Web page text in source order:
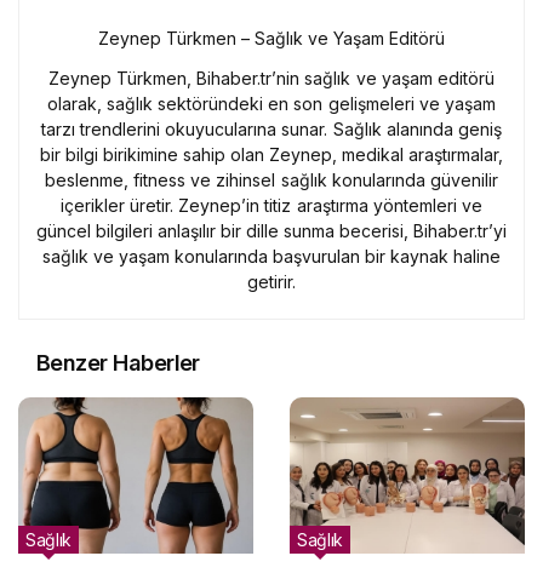
Zeynep Türkmen – Sağlık ve Yaşam Editörü
Zeynep Türkmen, Bihaber.tr’nin sağlık ve yaşam editörü
olarak, sağlık sektöründeki en son gelişmeleri ve yaşam
tarzı trendlerini okuyucularına sunar. Sağlık alanında geniş
bir bilgi birikimine sahip olan Zeynep, medikal araştırmalar,
beslenme, fitness ve zihinsel sağlık konularında güvenilir
içerikler üretir. Zeynep’in titiz araştırma yöntemleri ve
güncel bilgileri anlaşılır bir dille sunma becerisi, Bihaber.tr’yi
sağlık ve yaşam konularında başvurulan bir kaynak haline
getirir.
Benzer Haberler
Sağlık Sağlık